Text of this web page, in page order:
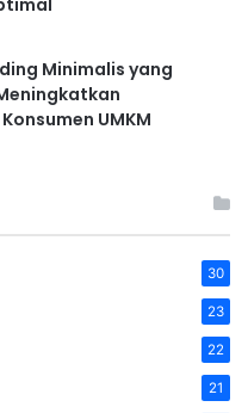
Minimalis yang
UMKM
30
23
22
21